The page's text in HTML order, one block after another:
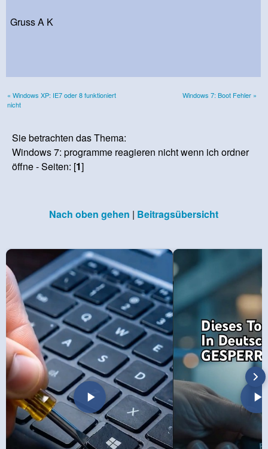
Gruss A K
« Windows XP: IE7 oder 8 funktioniert
nicht
Windows 7: Boot Fehler »
Sie betrachten das Thema:
Windows 7: programme reagieren nicht wenn ich ordner
öffne - Seiten: [1]
Nach oben gehen | Beitragsübersicht